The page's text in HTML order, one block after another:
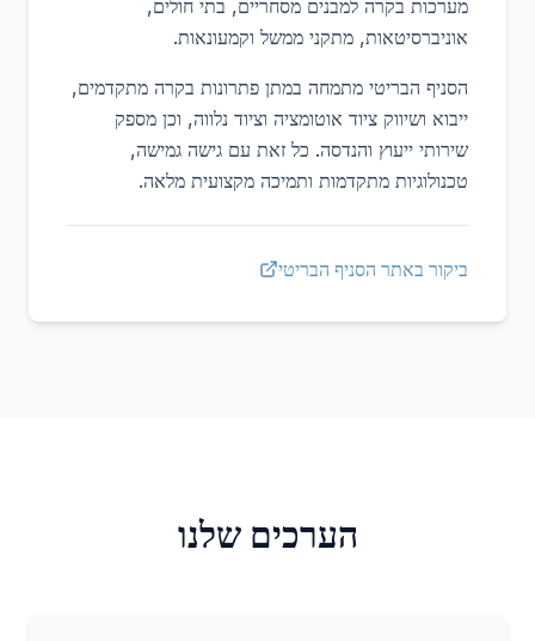
מערכות בקרה למבנים מסחריים, בתי חולים,
אוניברסיטאות, מתקני ממשל וקמעונאות.
הסניף הבריטי מתמחה במתן פתרונות בקרה מתקדמים,
ייבוא ושיווק ציוד אוטומציה וציוד נלווה, וכן מספק
שירותי ייעוץ והנדסה. כל זאת עם גישה גמישה,
טכנולוגיות מתקדמות ותמיכה מקצועית מלאה.
ביקור באתר הסניף הבריטי
הערכים שלנו